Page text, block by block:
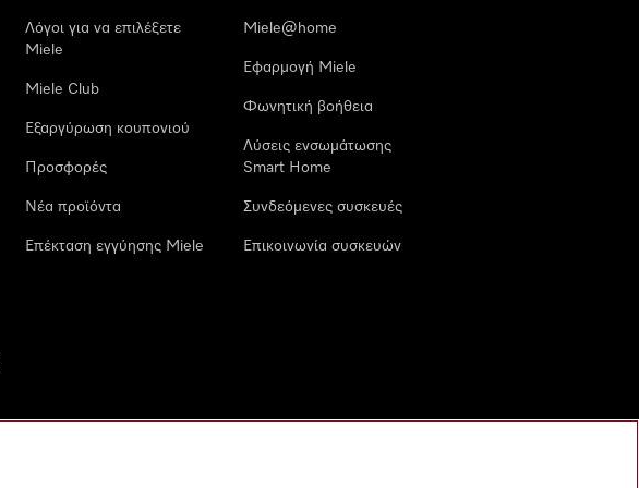
Λόγοι για να επιλέξετε
Miele
Miele Club
Εξαργύρωση κουπονιού
Προσφορές
Νέα προϊόντα
Επέκταση εγγύησης Miele
Miele@home
Εφαρμογή Miele
Φωνητική βοήθεια
Λύσεις ενσωμάτωσης
Smart Home
Συνδεόμενες συσκευές
Επικοινωνία συσκευών